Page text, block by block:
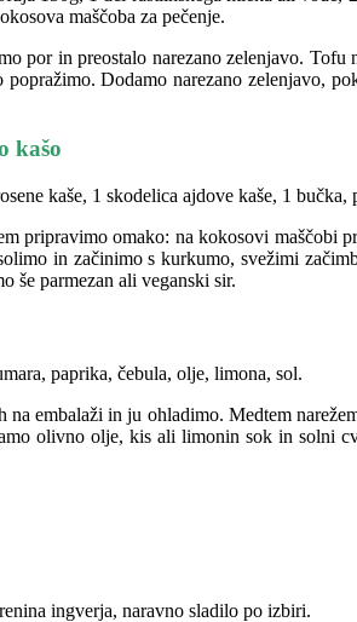
maščoba za pečenje.
por in preostalo narezano zelenjavo.
Dodamo narezano zelenjavo,
kašo
kaše, 1 skodelica ajdove kaše, 1
pripravimo omako: na kokosovi maščobi
in začinimo s kurkumo, svežimi
še parmezan ali veganski sir.
paprika, čebula, olje, limona, sol.
embalaži in ju ohladimo. Medtem
olivno olje, kis ali limonin sok in solni
ingverja, naravno sladilo po izbiri.